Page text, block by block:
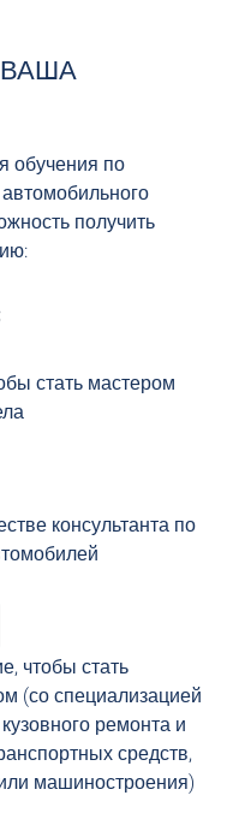
обучения по
получить
стать мастером
консультанта по
чтобы стать
(со специализацией
ремонта и
средств,
машиностроения)